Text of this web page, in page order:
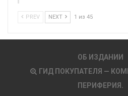
PREV NEXT 1 из 45
ОБ ИЗДАНИИ
ГИД ПОКУПАТЕЛЯ —
ПЕРИФЕРИЯ.